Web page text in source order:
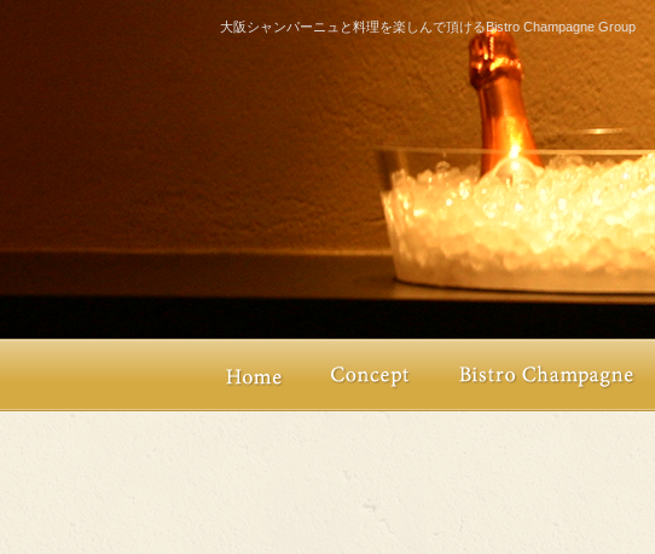
大阪シャンパーニュと料理を楽しんで頂けるBistro Champagne Group